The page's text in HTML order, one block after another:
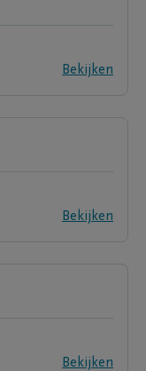
Bekijken
Bekijken
Bekijken